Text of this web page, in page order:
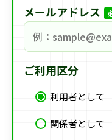
メールアドレス
ご利用区分
利用者として
関係者として